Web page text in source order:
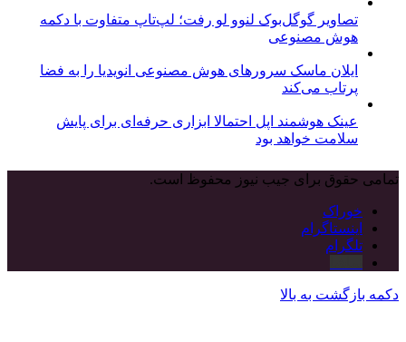
تصاویر گوگل‌بوک لنوو لو رفت؛ لپ‌تاپ متفاوت با دکمه
هوش مصنوعی
ایلان ماسک سرورهای هوش مصنوعی انویدیا را به فضا
پرتاب می‌کند
عینک هوشمند اپل احتمالا ابزاری حرفه‌ای برای پایش
سلامت خواهد بود
تمامی حقوق برای جیب نیوز محفوظ است.
خوراک
اینستاگرام
تلگرام
دکمه بازگشت به بالا